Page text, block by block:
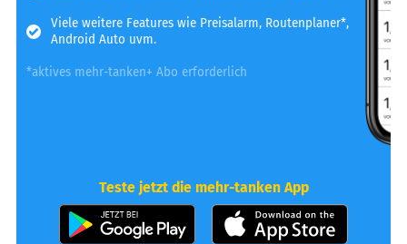
Viele weitere Features wie Preisalarm, Routenplaner*,
Android Auto uvm.
*aktives mehr-tanken+ Abo erforderlich
Teste jetzt die mehr-tanken App